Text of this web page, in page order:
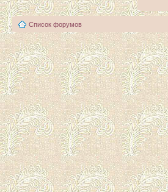
Список форумов